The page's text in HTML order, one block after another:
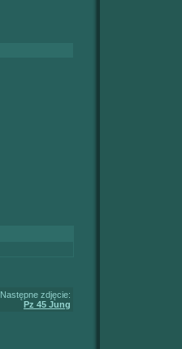
Następne zdjęcie:
Pz 45 Jung